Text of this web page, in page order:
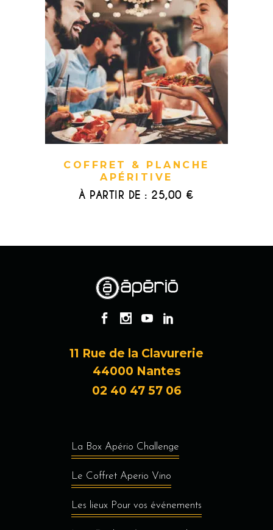
COFFRET & PLANCHE
APÉRITIVE
À PARTIR DE : 25,00 €
11 Rue de la Clavurerie
44000 Nantes
02 40 47 57 06
La Box Apério Challenge
Le Coffret Aperio Vino
Les lieux Pour vos événements